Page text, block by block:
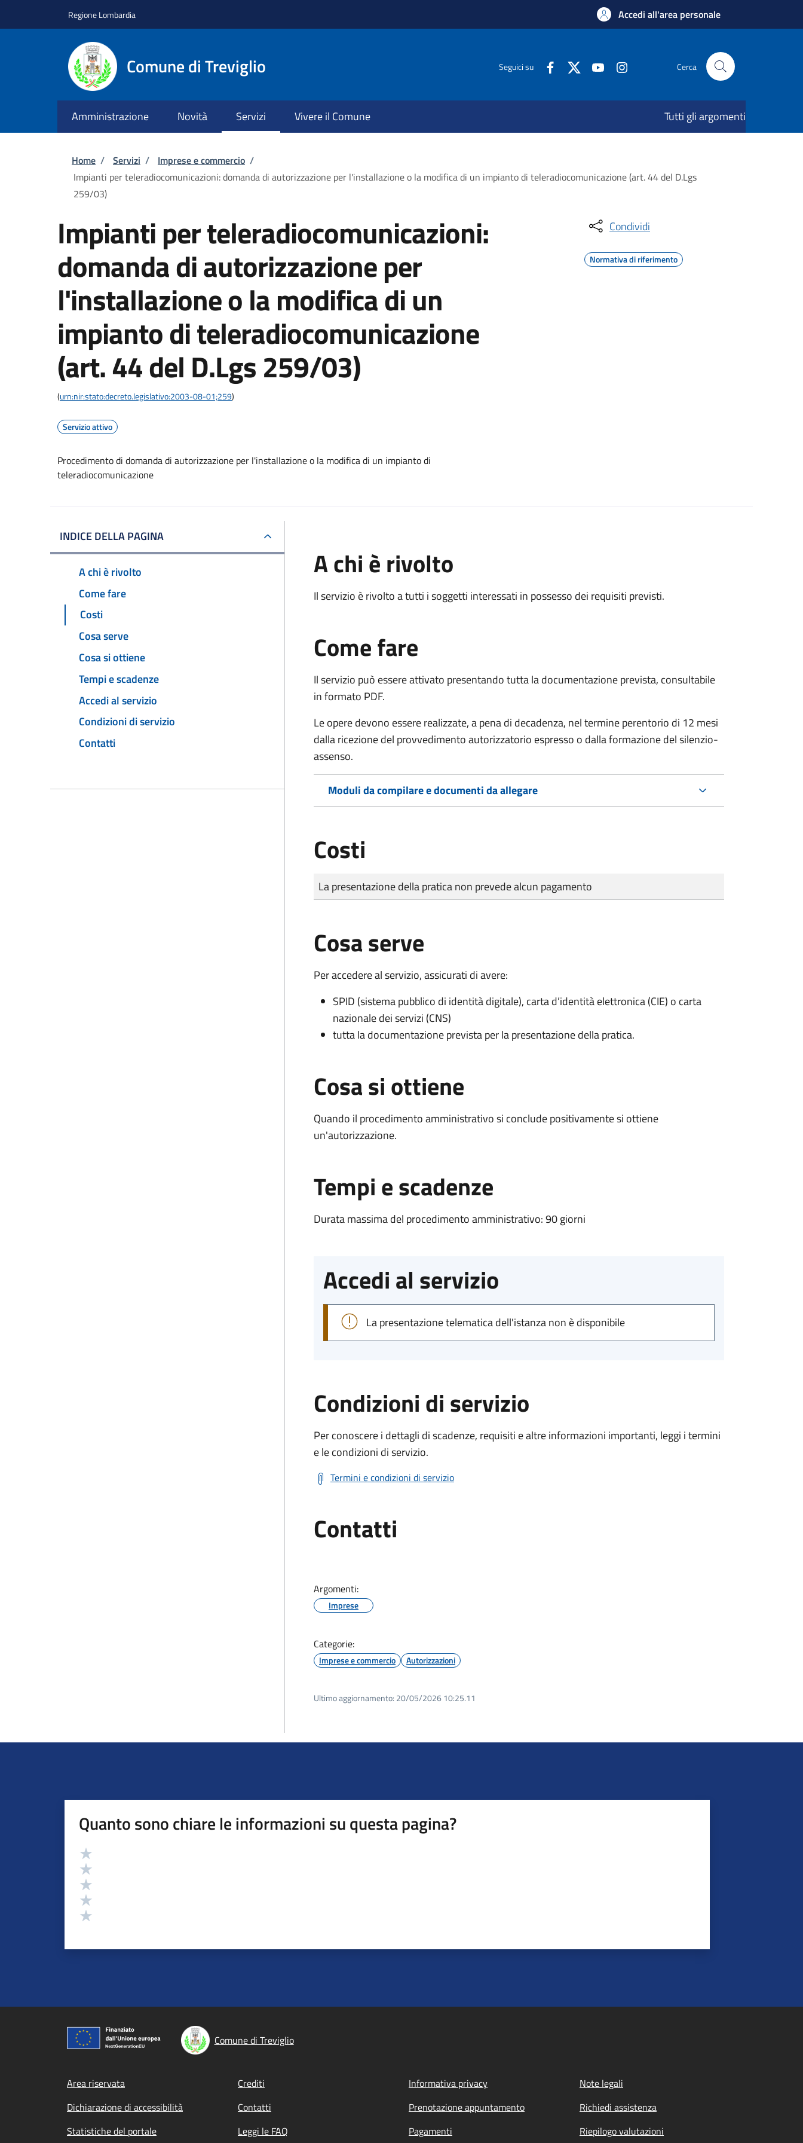
Regione Lombardia Accedi all'area personale
Comune di Treviglio Seguici su Cerca
Amministrazione Novità Servizi Vivere il Comune Tutti gli argomenti
Briciole di pane
Home / Servizi / Imprese e commercio /
Impianti per teleradiocomunicazioni: domanda di autorizzazione per l'installazione o la modifica di un impianto di teleradiocomunicazione (art. 44 del D.Lgs
259/03)
Impianti per teleradiocomunicazioni:
domanda di autorizzazione per
l'installazione o la modifica di un
impianto di teleradiocomunicazione
(art. 44 del D.Lgs 259/03)
(urn:nir:stato:decreto.legislativo:2003-08-01;259)
Servizio attivo
Procedimento di domanda di autorizzazione per l'installazione o la modifica di un impianto di
teleradiocomunicazione
Condividi
Normativa di riferimento
INDICE DELLA PAGINA
A chi è rivolto
Come fare
Costi
Cosa serve
Cosa si ottiene
Tempi e scadenze
Accedi al servizio
Condizioni di servizio
Contatti
A chi è rivolto
Il servizio è rivolto a tutti i soggetti interessati in possesso dei requisiti previsti.
Come fare
Il servizio può essere attivato presentando tutta la documentazione prevista, consultabile
in formato PDF.
Le opere devono essere realizzate, a pena di decadenza, nel termine perentorio di 12 mesi
dalla ricezione del provvedimento autorizzatorio espresso o dalla formazione del silenzio-
assenso.
Moduli da compilare e documenti da allegare
Costi
Tipo di pagamento
Importo
La presentazione della pratica non prevede alcun pagamento
Cosa serve
Per accedere al servizio, assicurati di avere:
SPID (sistema pubblico di identità digitale), carta d’identità elettronica (CIE) o carta
nazionale dei servizi (CNS)
tutta la documentazione prevista per la presentazione della pratica.
Cosa si ottiene
Quando il procedimento amministrativo si conclude positivamente si ottiene
un'autorizzazione.
Tempi e scadenze
Durata massima del procedimento amministrativo: 90 giorni
Accedi al servizio
La presentazione telematica dell'istanza non è disponibile
Condizioni di servizio
Per conoscere i dettagli di scadenze, requisiti e altre informazioni importanti, leggi i termini
e le condizioni di servizio.
Termini e condizioni di servizio
Contatti
Argomenti:
Imprese
Categorie:
Imprese e commercio Autorizzazioni
Ultimo aggiornamento: 20/05/2026 10:25.11
Quanto sono chiare le informazioni su questa pagina?
Valutazione
Comune di Treviglio
Footer menu
Area riservata Crediti Informativa privacy
Note legali
Dichiarazione di accessibilità
Contatti Prenotazione appuntamento
Richiedi assistenza
Statistiche del portale
Leggi le FAQ Pagamenti Riepilogo valutazioni